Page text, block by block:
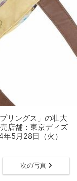
リングス」の壮大
店舗：東京ディズ
5月28日（火）
次の写真